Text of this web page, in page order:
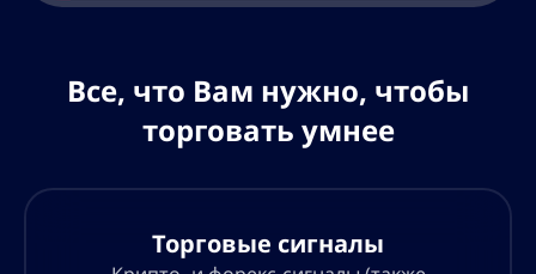
Все, что Вам нужно, чтобы
торговать умнее
Торговые сигналы